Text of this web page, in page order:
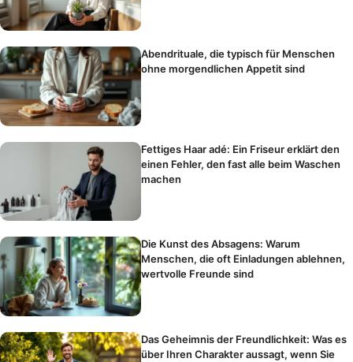
Abendrituale, die typisch für Menschen
ohne morgendlichen Appetit sind
Fettiges Haar adé: Ein Friseur erklärt den
einen Fehler, den fast alle beim Waschen
machen
Die Kunst des Absagens: Warum
Menschen, die oft Einladungen ablehnen,
wertvolle Freunde sind
Das Geheimnis der Freundlichkeit: Was es
über Ihren Charakter aussagt, wenn Sie